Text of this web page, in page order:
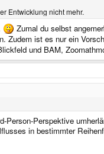
Entwicklung nicht mehr.
Zumal du selbst
ist es nur ein
und BAM,
Perspektive
in bestimmter